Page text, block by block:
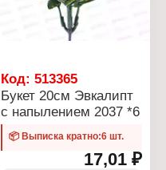
Код:513365
Букет 20см Эвкалипт
с напылением 2037 *6
📦 Выписка кратно:6 шт.
17,01 ₽